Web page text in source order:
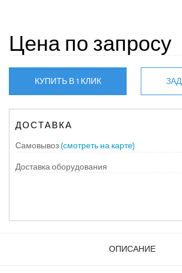
Цена по запросу
КУПИТЬ В 1 КЛИК
ДОСТАВКА
Самовывоз(смотреть на карте)
Доставка оборудования
ОПИСАНИЕ